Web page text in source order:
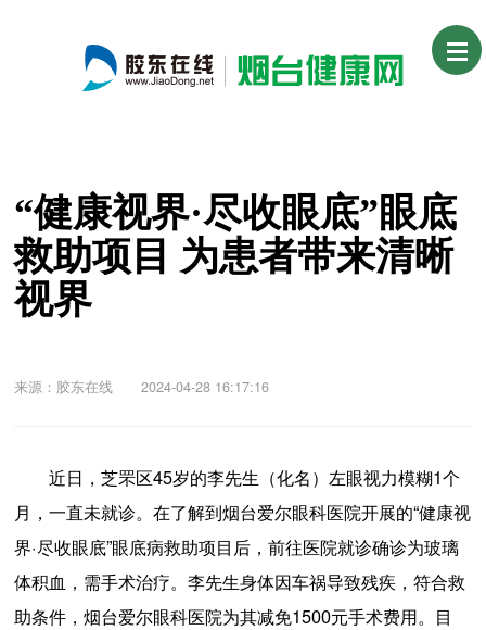
“健康视界·尽收眼底”眼底
救助项目 为患者带来清晰
视界
来源：胶东在线 2024-04-28 16:17:16
近日，芝罘区45岁的李先生（化名）左眼视力模糊1个
月，一直未就诊。在了解到烟台爱尔眼科医院开展的“健康视
界·尽收眼底”眼底病救助项目后，前往医院就诊确诊为玻璃
体积血，需手术治疗。李先生身体因车祸导致残疾，符合救
助条件，烟台爱尔眼科医院为其减免1500元手术费用。目